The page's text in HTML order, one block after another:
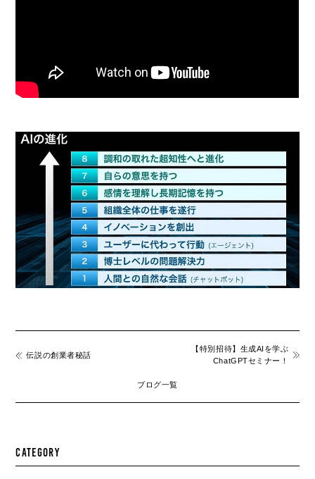
伝説の創業者秘話
ブログ一覧
【特別招待】生成AIを学ぶ
ChatGPTセミナー！
CATEGORY